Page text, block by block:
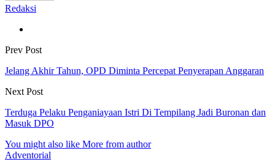
Redaksi
Prev Post
Jelang Akhir Tahun, OPD Diminta Percepat Penyerapan Anggaran
Next Post
Terduga Pelaku Penganiayaan Istri Di Tempilang Jadi Buronan dan
Masuk DPO
You might also like More from author
Adventorial